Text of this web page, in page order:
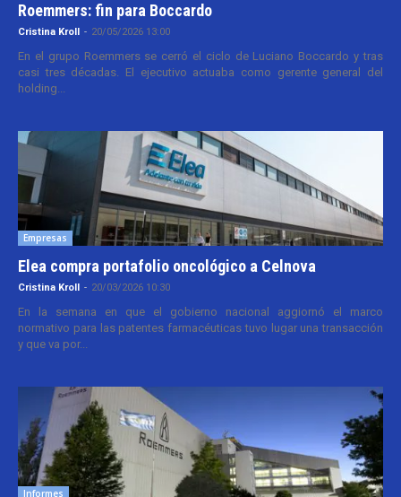
Roemmers: fin para Boccardo
Cristina Kroll - 20/05/2026 13:00
En el grupo Roemmers se cerró el ciclo de Luciano Boccardo y tras
casi tres décadas. El ejecutivo actuaba como gerente general del
holding...
Empresas
Elea compra portafolio oncológico a Celnova
Cristina Kroll - 20/03/2026 10:30
En la semana en que el gobierno nacional aggiornó el marco
normativo para las patentes farmacéuticas tuvo lugar una transacción
y que va por...
Informes